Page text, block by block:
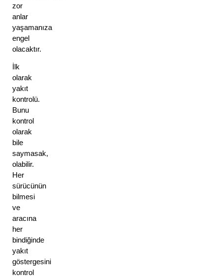
zor
anlar
yaşamanıza
engel
İlk
olarak
yakıt
kontrolü.
Bunu
kontrol
olarak
bile
saymasak,
olabilir.
Her
sürücünün
bilmesi
ve
aracına
her
bindiğinde
yakıt
göstergesini
kontrol